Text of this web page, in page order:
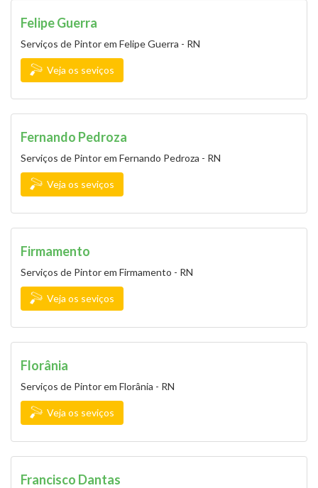
Felipe Guerra
Serviços de Pintor em Felipe Guerra - RN
Veja os seviços
Fernando Pedroza
Serviços de Pintor em Fernando Pedroza - RN
Veja os seviços
Firmamento
Serviços de Pintor em Firmamento - RN
Veja os seviços
Florânia
Serviços de Pintor em Florânia - RN
Veja os seviços
Francisco Dantas